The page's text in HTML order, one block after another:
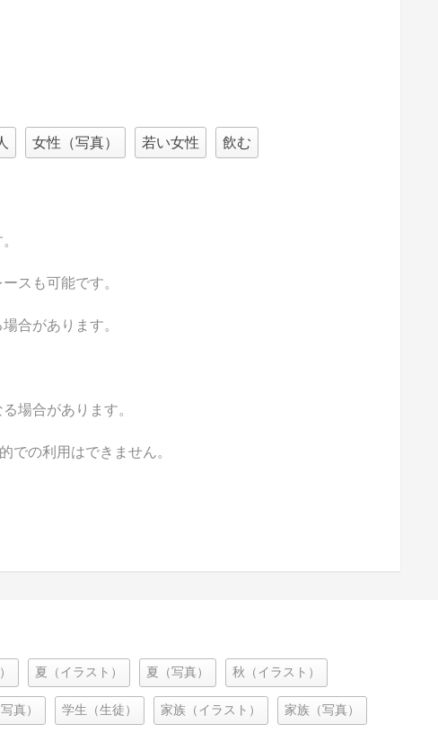
女性（写真） 若い女性 飲む
スも可能です。
合があります。
場合があります。
の利用はできません。
夏（イラスト） 夏（写真） 秋（イラスト）
真） 学生（生徒） 家族（イラスト） 家族（写真）